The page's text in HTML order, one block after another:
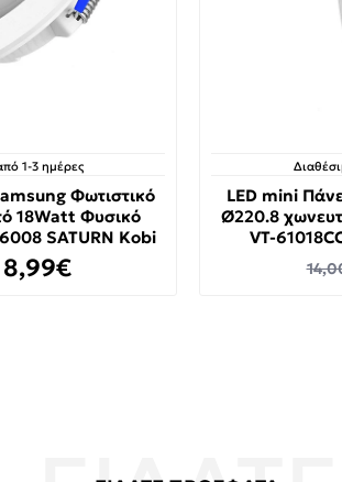
1-3 ημέρες
Φωτιστικό
18Watt Φυσικό
SATURN Kobi
8,99€
LED mini
Ø220.8
VT-